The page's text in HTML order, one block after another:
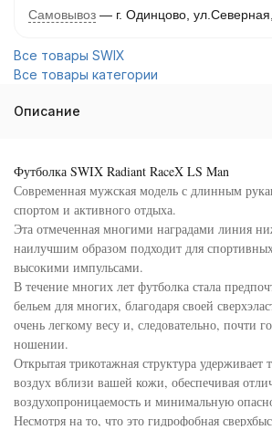
Самовывоз г. Одинцово,
Все товары SWIX
Все товары категории
Описание
Футболка SWIX Radiant RaceX LS Man
Современная мужская модель с длинным
спортом и активного отдыха.
Эта отмеченная многими наградами линия
наилучшим образом подходит для
высокими импульсами.
В течение многих лет футболка стала
бельем для многих, благодаря своей
очень легкому весу и, следовательно,
ношении.
Открытая трикотажная структура
воздух вблизи вашей кожи, обеспечивая
воздухопроницаемость и минимальную
Несмотря на то, что это гидрофобная